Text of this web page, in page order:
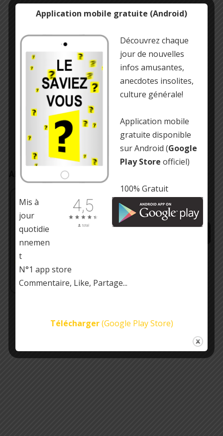
APPLICATION MOBILE/TABLETTE
Infos insolites, culture générale et
anecdotes amusantes
Application mobile gratuite (Android)
Découvrez chaque
jour de nouvelles
infos amusantes,
anecdotes insolites,
culture générale!
Application mobile
gratuite disponible
sur Android (Google
Play Store officiel)
100% Gratuit
Mis à
jour
quotidie
nnemen
t
N°1 app store
Commentaire, Like, Partage...
Télécharger(Google Play Store)